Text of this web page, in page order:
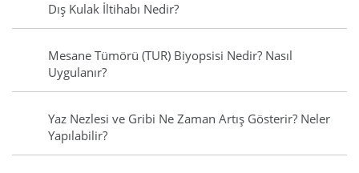
Dış Kulak İltihabı Nedir?
Mesane Tümörü (TUR) Biyopsisi Nedir? Nasıl
Uygulanır?
Yaz Nezlesi ve Gribi Ne Zaman Artış Gösterir? Neler
Yapılabilir?